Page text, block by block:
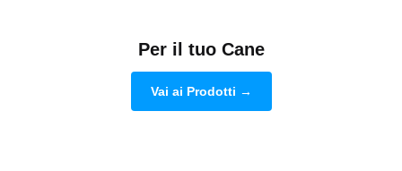
Per il tuo Cane
Vai ai Prodotti →